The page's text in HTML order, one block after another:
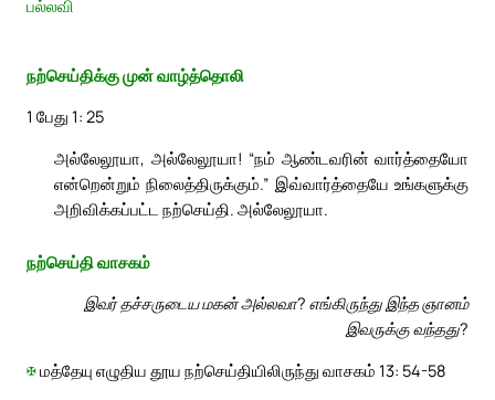
பல்லவி
நற்செய்திக்கு முன் வாழ்த்தொலி
1 பேது 1: 25
அல்லேலூயா, அல்லேலூயா! “நம் ஆண்டவரின் வார்த்தையோ
என்றென்றும் நிலைத்திருக்கும்.” இவ்வார்த்தையே உங்களுக்கு
அறிவிக்கப்பட்ட நற்செய்தி. அல்லேலூயா.
நற்செய்தி வாசகம்
இவர் தச்சருடைய மகன் அல்லவா? எங்கிருந்து இந்த ஞானம்
இவருக்கு வந்தது?
✠மத்தேயு எழுதிய தூய நற்செய்தியிலிருந்து வாசகம் 13: 54-58